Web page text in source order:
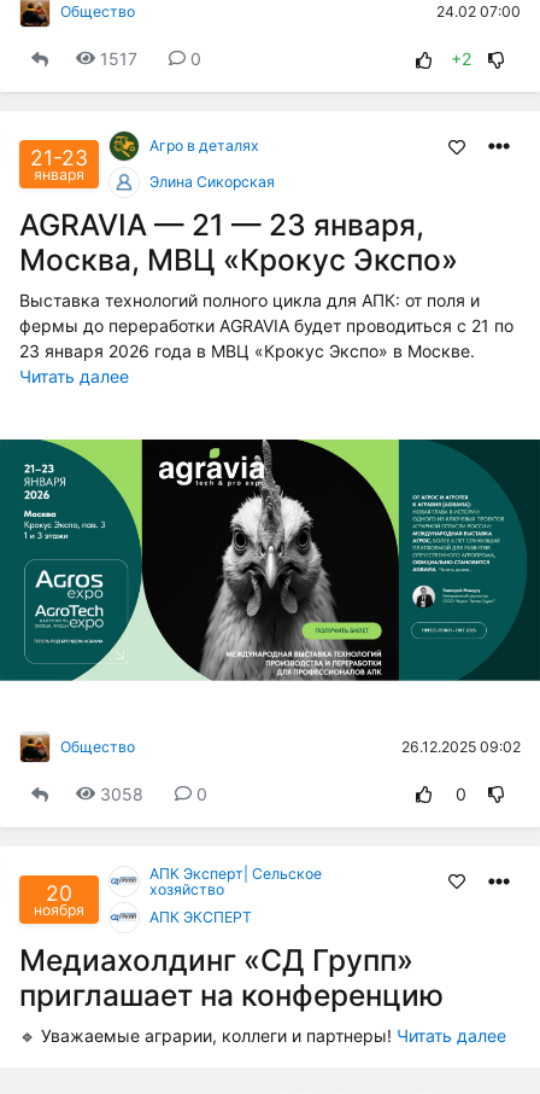
Общество 24.02 07:00
1517 0 +2
21-23
января
Агро в деталях
Элина Сикорская
AGRAVIA — 21 — 23 января,
Москва, МВЦ «Крокус Экспо»
Выставка технологий полного цикла для АПК: от поля и
фермы до переработки AGRAVIA будет проводиться с 21 по
23 января 2026 года в МВЦ «Крокус Экспо» в Москве.
Читать далее
Общество 26.12.2025 09:02
3058 0 0
20
ноября
АПК Эксперт| Сельское
хозяйство
АПК ЭКСПЕРТ
Медиахолдинг «СД Групп»
приглашает на конференцию
🔹 Уважаемые аграрии, коллеги и партнеры! Читать далее